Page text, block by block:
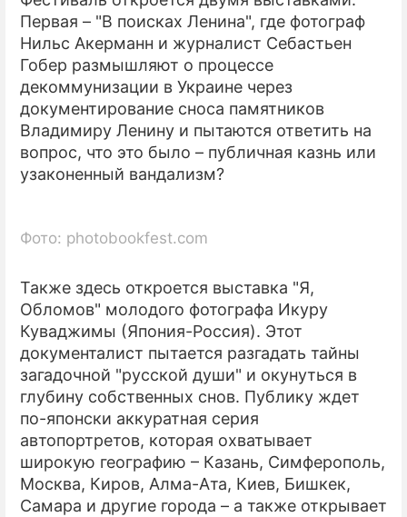
Первая – "В поисках Ленина", где фотограф
Нильс Акерманн и журналист Себастьен
Гобер размышляют о процессе
декоммунизации в Украине через
документирование сноса памятников
Владимиру Ленину и пытаются ответить на
вопрос, что это было – публичная казнь или
узаконенный вандализм?
Фото: photobookfest.com
Также здесь откроется выставка "Я,
Обломов" молодого фотографа Икуру
Куваджимы (Япония-Россия). Этот
документалист пытается разгадать тайны
загадочной "русской души" и окунуться в
глубину собственных снов. Публику ждет
по-японски аккуратная серия
автопортретов, которая охватывает
широкую географию – Казань, Симферополь,
Москва, Киров, Алма-Ата, Киев, Бишкек,
Самара и другие города – а также открывает